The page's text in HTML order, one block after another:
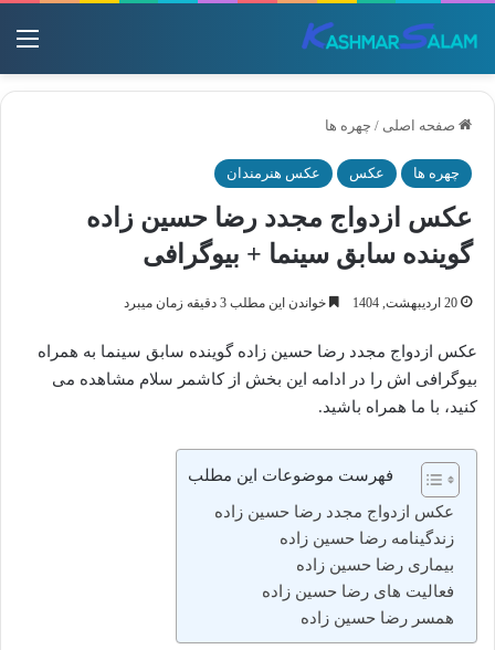
صفحه اصلی / چهره ها
چهره ها عکس عکس هنرمندان
عکس ازدواج مجدد رضا حسین‌ زاده
گوینده سابق سینما + بیوگرافی
20 اردیبهشت, 1404 خواندن این مطلب 3 دقیقه زمان میبرد
عکس ازدواج مجدد رضا حسین‌ زاده گوینده سابق سینما به همراه
بیوگرافی اش را در ادامه این بخش از کاشمر سلام مشاهده می
کنید، با ما همراه باشید.
فهرست موضوعات این مطلب
عکس ازدواج مجدد رضا حسین‌ زاده
زندگینامه رضا حسین زاده‌
بیماری رضا حسین زاده
فعالیت های رضا حسین‌ زاده
همسر رضا حسین‌ زاده‌